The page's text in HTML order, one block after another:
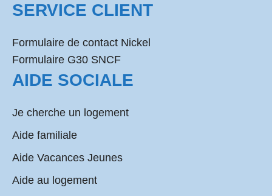
SERVICE CLIENT
Formulaire de contact Nickel
Formulaire G30 SNCF
AIDE SOCIALE
Je cherche un logement
Aide familiale
Aide Vacances Jeunes
Aide au logement